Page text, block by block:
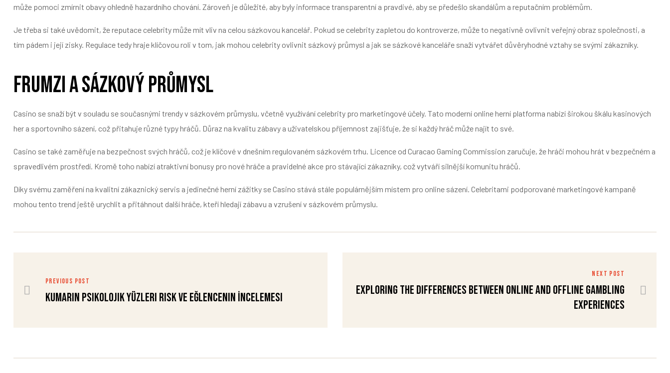
může pomoci zmírnit obavy ohledně hazardního chování. Zároveň je důležité, aby byly informace transparentní a pravdivé, aby se předešlo skandálům a reputačním problémům.
Je třeba si také uvědomit, že reputace celebrity může mít vliv na celou sázkovou kancelář. Pokud se celebrity zapletou do kontroverze, může to negativně ovlivnit veřejný obraz společnosti, a
tím pádem i její zisky. Regulace tedy hraje klíčovou roli v tom, jak mohou celebrity ovlivnit sázkový průmysl a jak se sázkové kanceláře snaží vytvářet důvěryhodné vztahy se svými zákazníky.
Frumzi a sázkový průmysl
Casino se snaží být v souladu se současnými trendy v sázkovém průmyslu, včetně využívání celebrity pro marketingové účely. Tato moderní online herní platforma nabízí širokou škálu kasinových
her a sportovního sázení, což přitahuje různé typy hráčů. Důraz na kvalitu zábavy a uživatelskou příjemnost zajišťuje, že si každý hráč může najít to své.
Casino se také zaměřuje na bezpečnost svých hráčů, což je klíčové v dnešním regulovaném sázkovém trhu. Licence od Curacao Gaming Commission zaručuje, že hráči mohou hrát v bezpečném a
spravedlivém prostředí. Kromě toho nabízí atraktivní bonusy pro nové hráče a pravidelné akce pro stávající zákazníky, což vytváří silnější komunitu hráčů.
Díky svému zaměření na kvalitní zákaznický servis a jedinečné herní zážitky se Casino stává stále populárnějším místem pro online sázení. Celebritami podporované marketingové kampaně
mohou tento trend ještě urychlit a přitáhnout další hráče, kteří hledají zábavu a vzrušení v sázkovém průmyslu.
PREVIOUS POST
Kumarın Psikolojik Yüzleri Risk ve Eğlencenin İncelemesi
NEXT POST
Exploring the differences between online and offline gambling
experiences